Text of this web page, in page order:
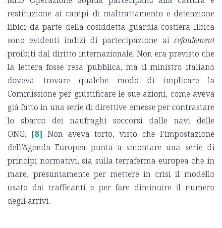
restituzione ai campi di maltrattamento e detenzione
libici da parte della cosiddetta guardia costiera libica
sono evidenti indizi di partecipazione ai refoulement
proibiti dal diritto internazionale. Non era previsto che
la lettera fosse resa pubblica, ma il ministro italiano
doveva trovare qualche modo di implicare la
Commissione per giustificare le sue azioni, come aveva
già fatto in una serie di direttive emesse per contrastare
lo sbarco dei naufraghi soccorsi dalle navi delle
ONG. [8] Non aveva torto, visto che l’impostazione
dell’Agenda Europea punta a smontare una serie di
principi normativi, sia sulla terraferma europea che in
mare, presuntamente per mettere in crisi il modello
usato dai trafficanti e per fare diminuire il numero
degli arrivi.